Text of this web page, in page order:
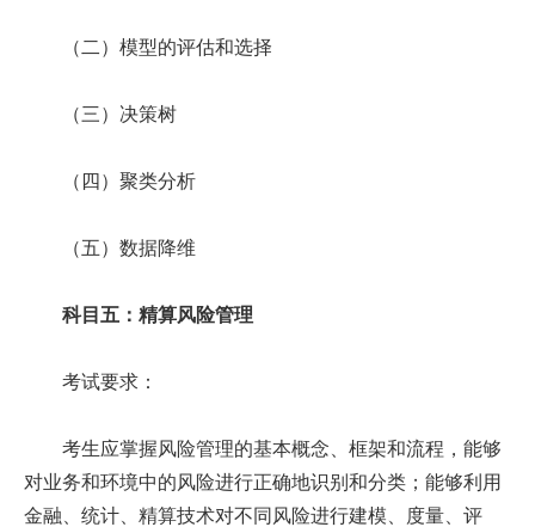
（二）模型的评估和选择
（三）决策树
（四）聚类分析
（五）数据降维
科目五：精算风险管理
考试要求：
考生应掌握风险管理的基本概念、框架和流程，能够
对业务和环境中的风险进行正确地识别和分类；能够利用
金融、统计、精算技术对不同风险进行建模、度量、评